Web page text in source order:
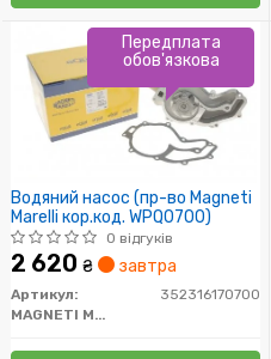
Водяний насос (пр-во Magneti
Marelli кор.код. WPQ0700)
0 відгуків
2 620 ₴ завтра
Артикул:
352316170700
MAGNETI MARELLI
Передплата
обов'язкова